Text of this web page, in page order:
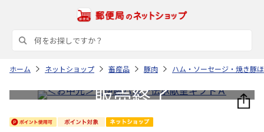
ホーム ネットショップ 畜産品 豚肉 ハム・ソーセージ・焼き豚